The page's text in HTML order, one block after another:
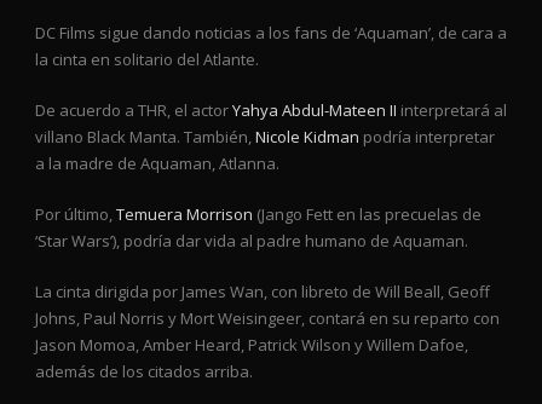
DC Films sigue dando noticias a los fans de ‘Aquaman’, de cara a
la cinta en solitario del Atlante.
De acuerdo a THR, el actorYahya Abdul-Mateen II interpretará al
villano Black Manta. También,Nicole Kidman podría interpretar
a la madre de Aquaman, Atlanna.
Por último,Temuera Morrison (Jango Fett en las precuelas de
‘Star Wars’), podría dar vida al padre humano de Aquaman.
La cinta dirigida por James Wan, con libreto de Will Beall, Geoff
Johns, Paul Norris y Mort Weisingeer, contará en su reparto con
Jason Momoa, Amber Heard, Patrick Wilson y Willem Dafoe,
además de los citados arriba.